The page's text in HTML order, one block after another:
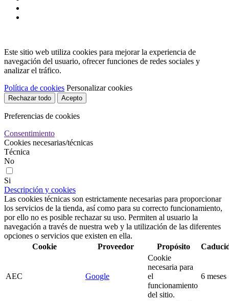
Este sitio web utiliza cookies para mejorar la experiencia de
navegación del usuario, ofrecer funciones de redes sociales y
analizar el tráfico.
Política de cookies Personalizar cookies
Rechazar todo Acepto
Preferencias de cookies
Consentimiento
Cookies necesarias/técnicas
Técnica
No
Si
Descripción y cookies
Las cookies técnicas son estrictamente necesarias para proporcionar
los servicios de la tienda, así como para su correcto funcionamiento,
por ello no es posible rechazar su uso. Permiten al usuario la
navegación a través de nuestra web y la utilización de las diferentes
opciones o servicios que existen en ella.
Cookie
Proveedor Propósito
AEC Google
Cookie
necesaria para
el
funcionamiento
del sitio.
6 meses